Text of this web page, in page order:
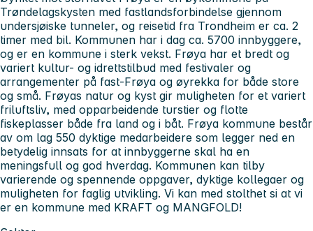
Trøndelagskysten med fastlandsforbindelse gjennom
undersjøiske tunneler, og reisetid fra Trondheim er ca. 2
timer med bil. Kommunen har i dag ca. 5700 innbyggere,
og er en kommune i sterk vekst. Frøya har et bredt og
variert kultur- og idrettstilbud med festivaler og
arrangementer på fast-Frøya og øyrekka for både store
og små. Frøyas natur og kyst gir muligheten for et variert
friluftsliv, med opparbeidende turstier og flotte
fiskeplasser både fra land og i båt. Frøya kommune består
av om lag 550 dyktige medarbeidere som legger ned en
betydelig innsats for at innbyggerne skal ha en
meningsfull og god hverdag. Kommunen kan tilby
varierende og spennende oppgaver, dyktige kollegaer og
muligheten for faglig utvikling. Vi kan med stolthet si at vi
er en kommune med KRAFT og MANGFOLD!